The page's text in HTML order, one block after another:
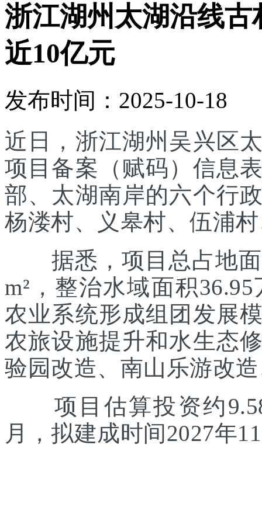
浙江湖州太湖沿线
近10亿元
发布时间：2025-10-18
近日，浙江湖州吴兴区
项目备案（赋码）信息
部、太湖南岸的六个行
杨溇村、义皋村、伍浦
据悉，项目总占地面
m²，整治水域面积
农业系统形成组团发展
农旅设施提升和水生态
验园改造、南山乐游改
项目估算投资约9.58
月，拟建成时间2027年